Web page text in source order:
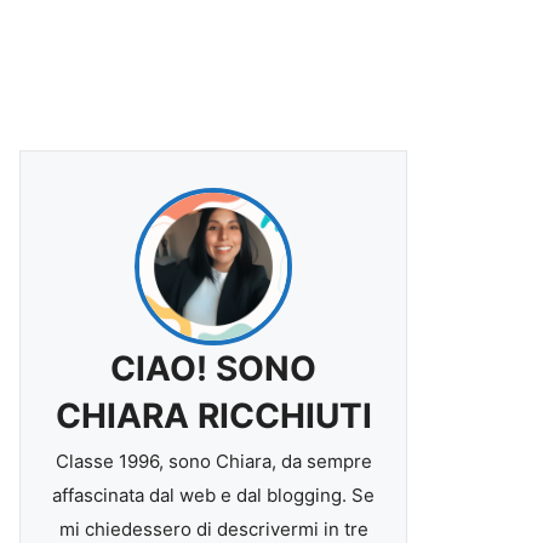
CIAO! SONO
CHIARA RICCHIUTI
Classe 1996, sono Chiara, da sempre
affascinata dal web e dal blogging. Se
mi chiedessero di descrivermi in tre